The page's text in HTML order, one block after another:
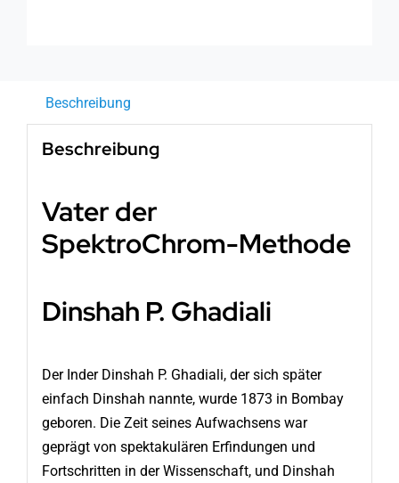
Beschreibung
Beschreibung
Vater der
SpektroChrom-Methode
Dinshah P. Ghadiali
Der Inder Dinshah P. Ghadiali, der sich später
einfach Dinshah nannte, wurde 1873 in Bombay
geboren. Die Zeit seines Aufwachsens war
geprägt von spektakulären Erfindungen und
Fortschritten in der Wissenschaft, und Dinshah